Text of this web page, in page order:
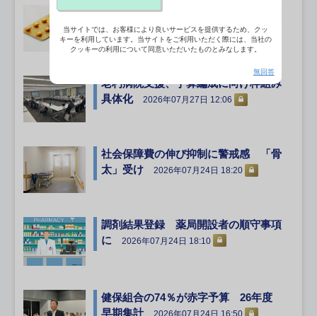
高額薬開発の財源 診療報酬とは別途
確保を
2026年07月27日 13:20
老朽病院支援、予算編成に向け枠組み
具体化
2026年07月27日 12:06
社会保障費の伸び抑制に警戒感 「骨
太」受け
2026年07月24日 18:20
調剤結果登録 薬局開設者の順守事項
に
2026年07月24日 18:10
健保組合の74％が赤字予算 26年度
早期集計
2026年07月24日 16:50
当サイトでは、お客様により良いサービスを提供するため、クッ
キーを利用しています。当サイトをご利用いただく際には、当社の
クッキーの利用について同意いただいたものとみなします。
無回答